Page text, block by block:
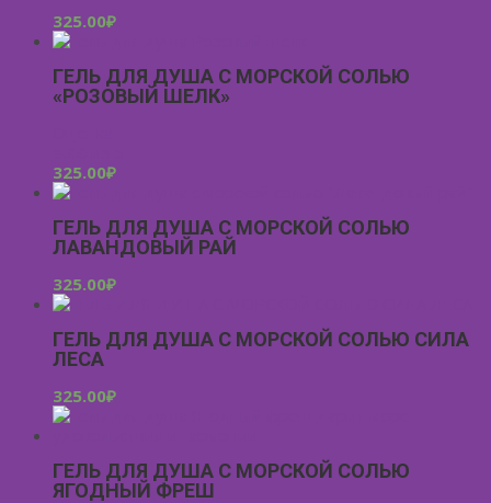
325.00₽
ГЕЛЬ ДЛЯ ДУША С МОРСКОЙ СОЛЬЮ
«РОЗОВЫЙ ШЕЛК»
325.00₽
ГЕЛЬ ДЛЯ ДУША С МОРСКОЙ СОЛЬЮ
ЛАВАНДОВЫЙ РАЙ
325.00₽
ГЕЛЬ ДЛЯ ДУША С МОРСКОЙ СОЛЬЮ СИЛА
ЛЕСА
325.00₽
ГЕЛЬ ДЛЯ ДУША С МОРСКОЙ СОЛЬЮ
ЯГОДНЫЙ ФРЕШ